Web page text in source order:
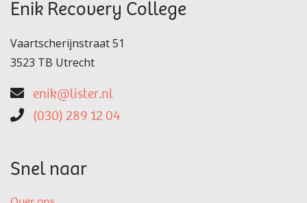
Enik Recovery College
Vaartscherijnstraat 51
3523 TB Utrecht
enik@lister.nl
(030) 289 12 04
Snel naar